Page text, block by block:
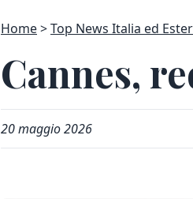
Home Top News Italia ed
Cannes,
20 maggio 2026